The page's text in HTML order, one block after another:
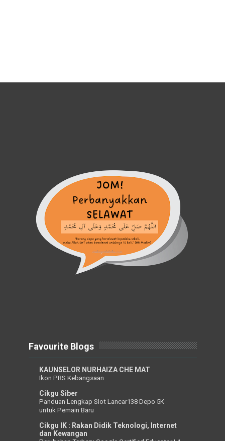
Favourite Blogs
KAUNSELOR NURHAIZA CHE MAT
Ikon PRS Kebangsaan
Cikgu Siber
Panduan Lengkap Slot Lancar138 Depo 5K
untuk Pemain Baru
Cikgu IK : Rakan Didik Teknologi, Internet
dan Kewangan